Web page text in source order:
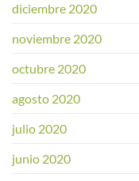
diciembre 2020
noviembre 2020
octubre 2020
agosto 2020
julio 2020
junio 2020